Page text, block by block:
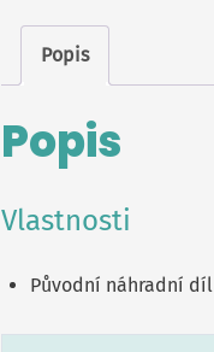
Popis
Popis
Vlastnosti
Původní náhradní díl